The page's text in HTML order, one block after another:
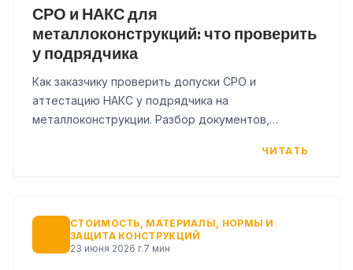
СРО и НАКС для
металлоконструкций: что проверить
у подрядчика
Как заказчику проверить допуски СРО и
аттестацию НАКС у подрядчика на
металлоконструкции. Разбор документов,
ЧИТАТЬ
СТОИМОСТЬ, МАТЕРИАЛЫ, НОРМЫ И
ЗАЩИТА КОНСТРУКЦИЙ
23 июня 2026 г.7 мин